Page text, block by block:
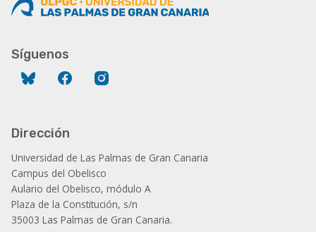
Síguenos
Bluesky Facebook
Dirección
Universidad de Las Palmas de Gran Canaria
Campus del Obelisco
Aulario del Obelisco, módulo A
Plaza de la Constitución, s/n
35003 Las Palmas de Gran Canaria.